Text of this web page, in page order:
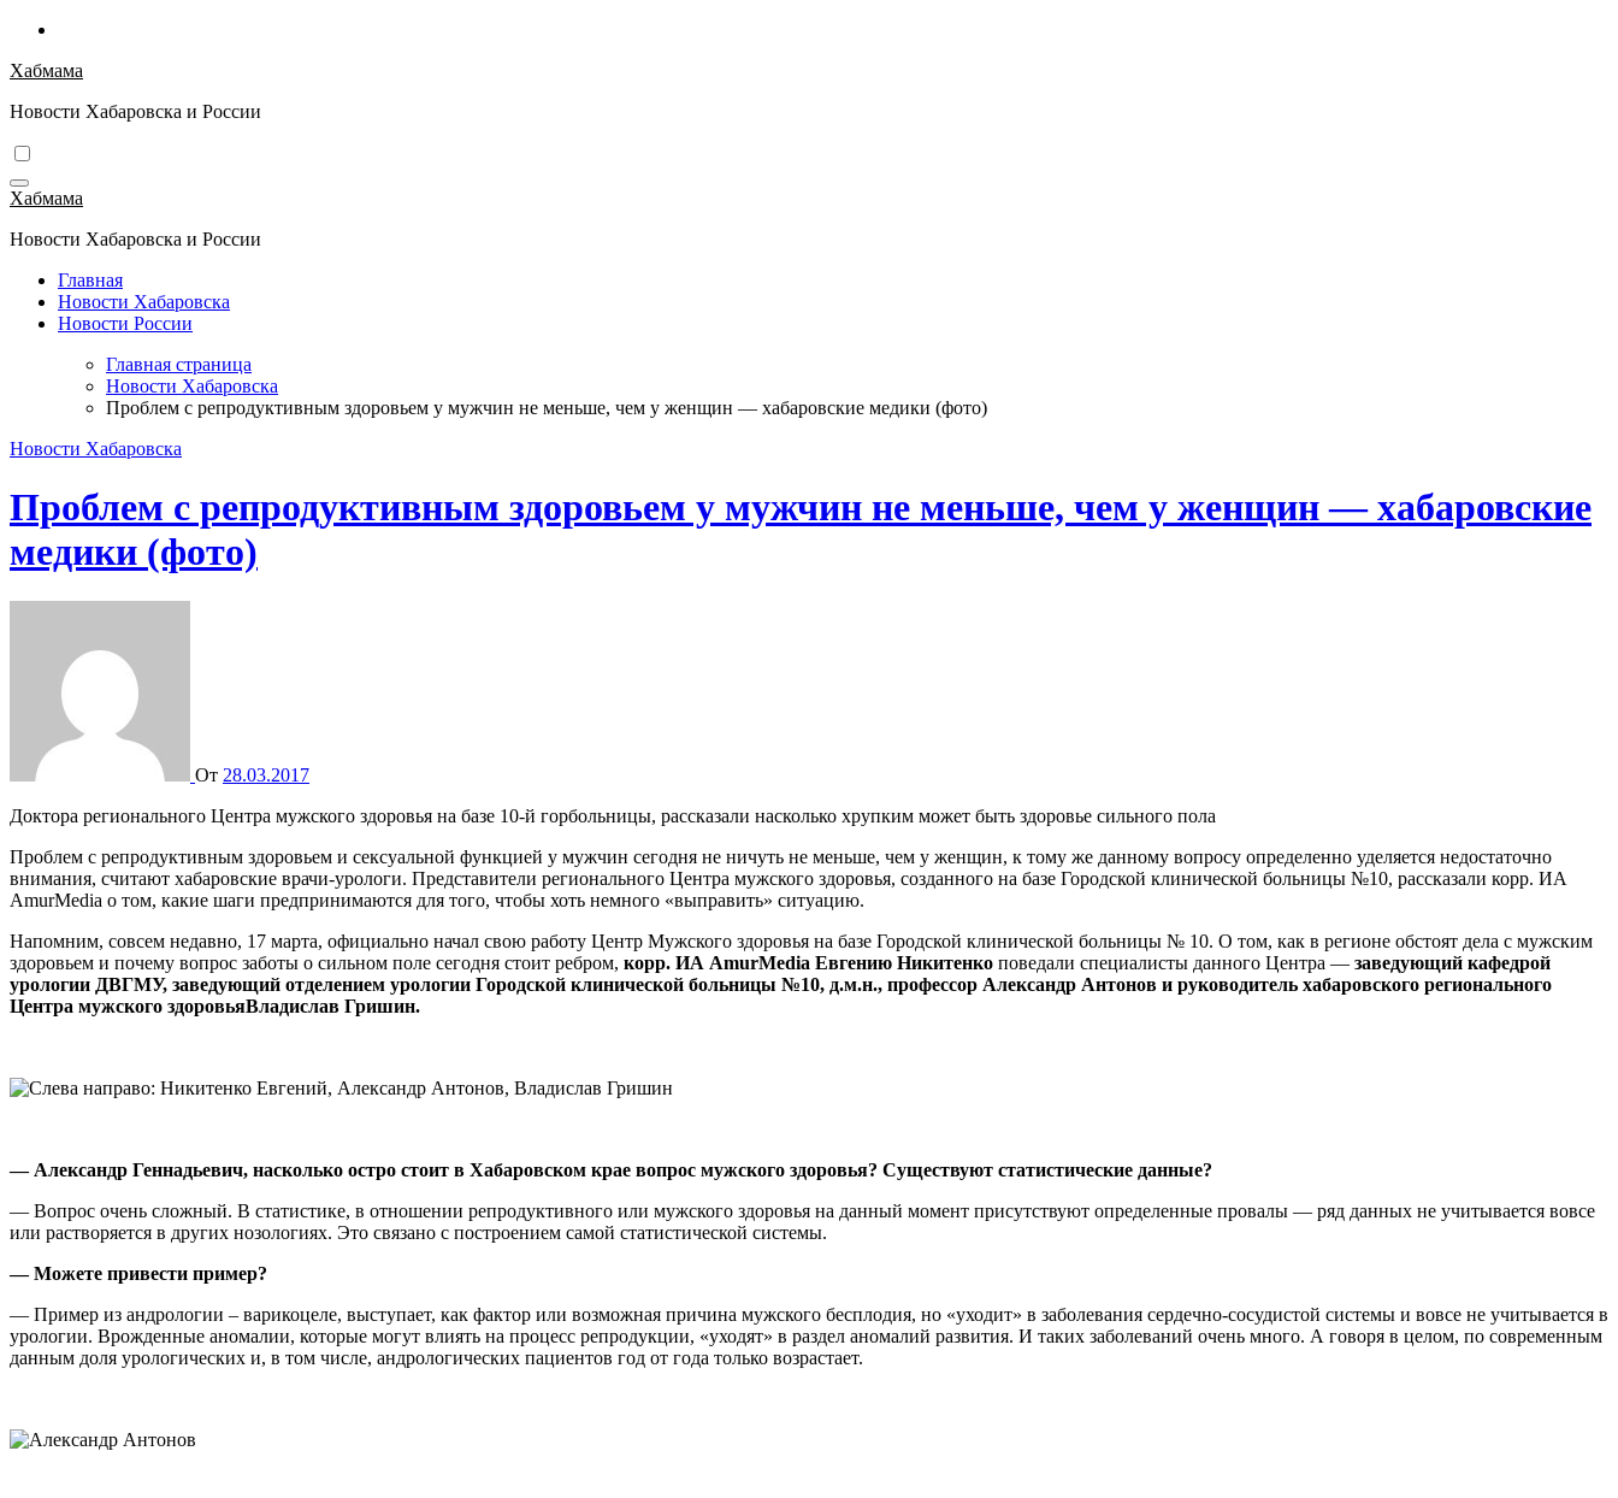
Перейти
содержимому
Хабмама
Новости Хабаровска и России
Хабмама
Новости Хабаровска и России
Главная
Новости Хабаровска
Новости России
Главная страница
Новости Хабаровска
Проблем с репродуктивным здоровьем у мужчин не меньше, чем у женщин — хабаровские медики (фото)
Новости Хабаровска
Проблем с репродуктивным здоровьем у мужчин не меньше, чем у женщин — хабаровские
медики (фото)
От 28.03.2017
Доктора регионального Центра мужского здоровья на базе 10-й горбольницы, рассказали насколько хрупким может быть здоровье сильного пола
Проблем с репродуктивным здоровьем и сексуальной функцией у мужчин сегодня не ничуть не меньше, чем у женщин, к тому же данному вопросу определенно уделяется недостаточно
внимания, считают хабаровские врачи-урологи. Представители регионального Центра мужского здоровья, созданного на базе Городской клинической больницы №10, рассказали корр. ИА
AmurMedia о том, какие шаги предпринимаются для того, чтобы хоть немного «выправить» ситуацию.
Напомним, совсем недавно, 17 марта, официально начал свою работу Центр Мужского здоровья на базе Городской клинической больницы № 10. О том, как в регионе обстоят дела с мужским
здоровьем и почему вопрос заботы о сильном поле сегодня стоит ребром, корр. ИА AmurMedia Евгению Никитенко поведали специалисты данного Центра — заведующий кафедрой
урологии ДВГМУ, заведующий отделением урологии Городской клинической больницы №10, д.м.н., профессор Александр Антонов и руководитель хабаровского регионального
Центра мужского здоровьяВладислав Гришин.
— Александр Геннадьевич, насколько остро стоит в Хабаровском крае вопрос мужского здоровья? Существуют статистические данные?
— Вопрос очень сложный. В статистике, в отношении репродуктивного или мужского здоровья на данный момент присутствуют определенные провалы — ряд данных не учитывается вовсе
или растворяется в других нозологиях. Это связано с построением самой статистической системы.
— Можете привести пример?
— Пример из андрологии – варикоцеле, выступает, как фактор или возможная причина мужского бесплодия, но «уходит» в заболевания сердечно-сосудистой системы и вовсе не учитывается в
урологии. Врожденные аномалии, которые могут влиять на процесс репродукции, «уходят» в раздел аномалий развития. И таких заболеваний очень много. А говоря в целом, по современным
данным доля урологических и, в том числе, андрологических пациентов год от года только возрастает.